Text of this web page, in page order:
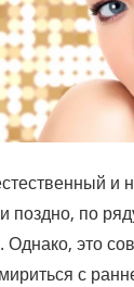
и
поздно, по
Однако, это
с